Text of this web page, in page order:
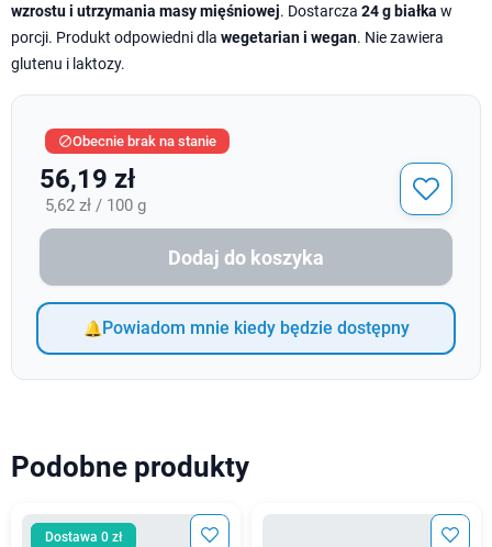
wzrostu i utrzymania masy mięśniowej. Dostarcza 24 g białka w
porcji. Produkt odpowiedni dla wegetarian i wegan. Nie zawiera
glutenu i laktozy.
Obecnie brak na stanie
56,19 zł
5,62 zł / 100 g
Dodaj do koszyka
Powiadom mnie kiedy będzie dostępny
Podobne produkty
Dostawa 0 zł